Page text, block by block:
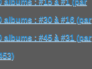
albums : #15 à #1 (par
albums : #30 à #16 (par
albums : #45 à #31 (par